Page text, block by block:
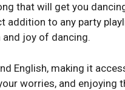
that will get you
addition to any party
joy of dancing.
English, making it
worries, and enjoying